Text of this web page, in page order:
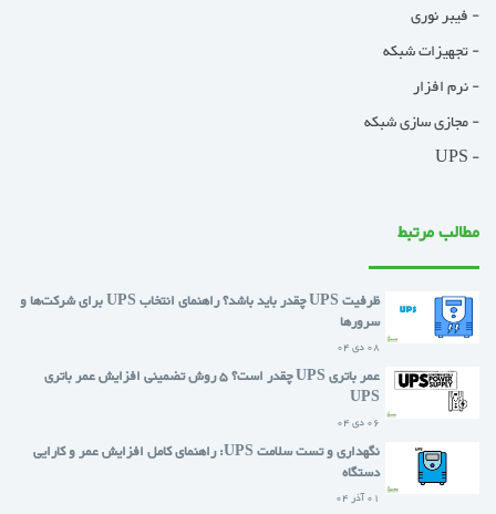
- فیبر نوری
- تجهیزات شبکه
- نرم افزار
- مجازی سازی شبکه
- UPS
مطالب مرتبط
ظرفیت UPS چقدر باید باشد؟ راهنمای انتخاب UPS برای شرکت‌ها و
سرورها
08 دی 04
عمر باتری UPS چقدر است؟ 5 روش تضمینی افزایش عمر باتری
UPS
06 دی 04
نگهداری و تست سلامت UPS: راهنمای کامل افزایش عمر و کارایی
دستگاه
01 آذر 04